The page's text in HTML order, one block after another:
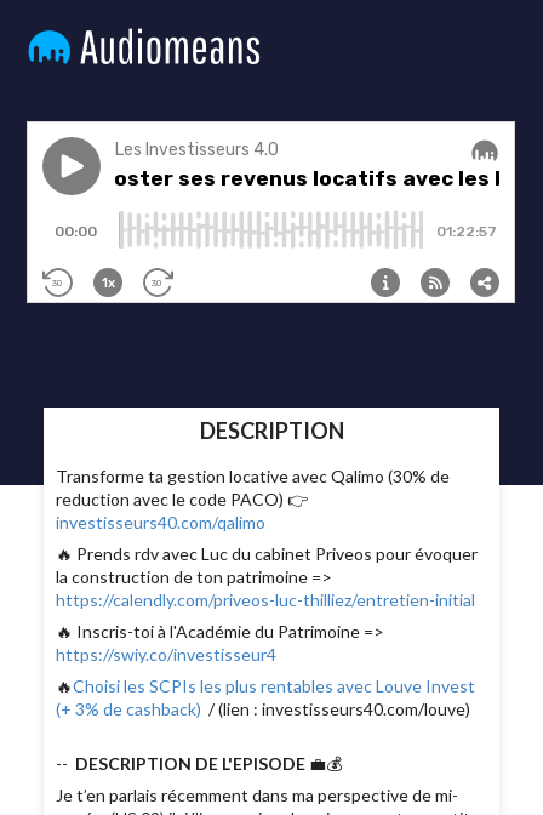
DESCRIPTION
Transforme ta gestion locative avec Qalimo (30% de
reduction avec le code PACO) 👉
investisseurs40.com/qalimo
🔥 Prends rdv avec Luc du cabinet Priveos pour évoquer
la construction de ton patrimoine =>
https://calendly.com/priveos-luc-thilliez/entretien-initial
🔥 Inscris-toi à l'Académie du Patrimoine =>
https://swiy.co/investisseur4
🔥Choisi les SCPIs les plus rentables avec Louve Invest
(+ 3% de cashback) / (lien : investisseurs40.com/louve)
-- DESCRIPTION DE L'EPISODE 💼💰
Je t’en parlais récemment dans ma perspective de mi-